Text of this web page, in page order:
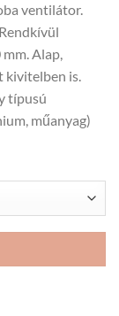
ventilátor.
Alap,
kivitelben is.
típusú
műanyag)